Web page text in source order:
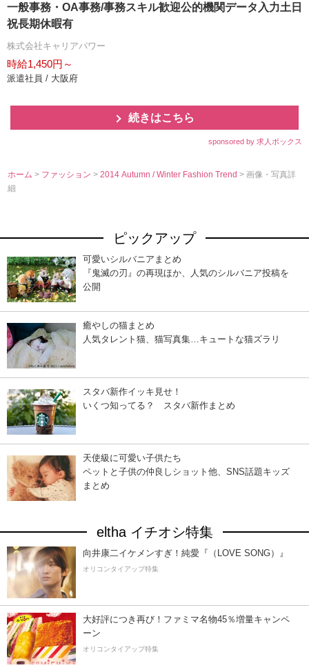
一般事務・OA事務/事務スキル歓迎公的機関データ入力土日
祝長期休暇有
株式会社キャリアパワー
時給1,450円～
派遣社員 / 大阪府
続きはこちら
sponsored by 求人ボックス
ホーム > ファッション>2014 Autumn / Winter Fashion Trend> 画像・写真詳
細
ピックアップ
可愛いシルバニアまとめ
『鬼滅の刃』の再現ほか、人気のシルバニア投稿を
公開
癒やしの猫まとめ
人気タレント猫、猫写真集…キュートな猫ズラリ
スタバ新作イッキ見せ！
いくつ知ってる？ スタバ新作まとめ
天使級に可愛い子供たち
ペットと子供の仲良しショット他、SNS話題キッズ
まとめ
eltha イチオシ特集
向井康二イケメンすぎ！純愛『（LOVE SONG）』
オリコンタイアップ特集
大好評につき再び！ファミマ名物45％増量キャンペ
ーン
オリコンタイアップ特集